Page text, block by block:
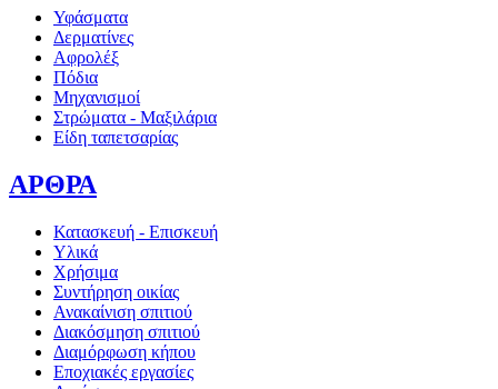
Υφάσματα
Δερματίνες
Αφρολέξ
Πόδια
Μηχανισμοί
Στρώματα - Μαξιλάρια
Είδη ταπετσαρίας
ΑΡΘΡΑ
Κατασκευή - Επισκευή
Υλικά
Χρήσιμα
Συντήρηση οικίας
Ανακαίνιση σπιτιού
Διακόσμηση σπιτιού
Διαμόρφωση κήπου
Εποχιακές εργασίες